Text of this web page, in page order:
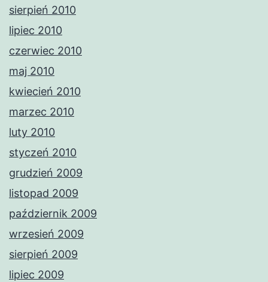
sierpień 2010
lipiec 2010
czerwiec 2010
maj 2010
kwiecień 2010
marzec 2010
luty 2010
styczeń 2010
grudzień 2009
listopad 2009
październik 2009
wrzesień 2009
sierpień 2009
lipiec 2009